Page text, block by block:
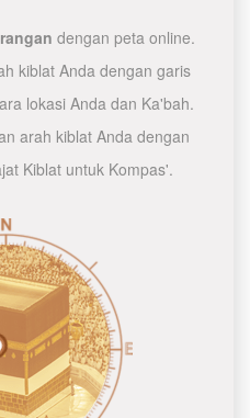
dengan peta online.
kiblat Anda dengan garis
lokasi Anda dan Ka'bah.
arah kiblat Anda dengan
Kiblat untuk Kompas'.